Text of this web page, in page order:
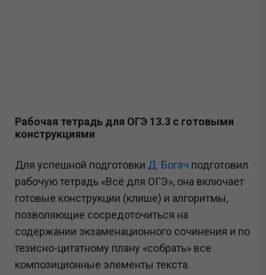
Рабочая тетрадь для ОГЭ 13.3 с готовыми
конструкциями
Для успешной подготовки Д. Богач подготовил
рабочую тетрадь «Всё для ОГЭ», она включает
готовые конструкции (клише) и алгоритмы,
позволяющие сосредоточиться на
содержании экзаменационного сочинения и по
тезисно-цитатному плану «собрать» все
композиционные элементы текста.